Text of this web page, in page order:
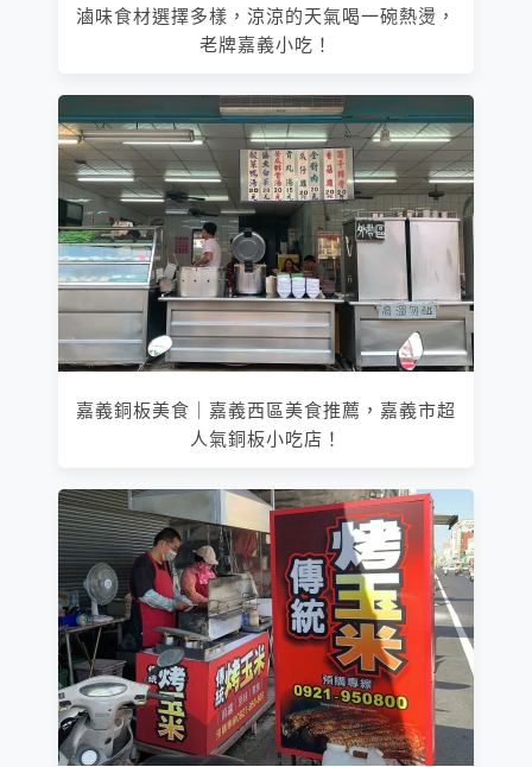
滷味食材選擇多樣，涼涼的天氣喝一碗熱燙，
老牌嘉義小吃！
嘉義銅板美食｜嘉義西區美食推薦，嘉義市超
人氣銅板小吃店！